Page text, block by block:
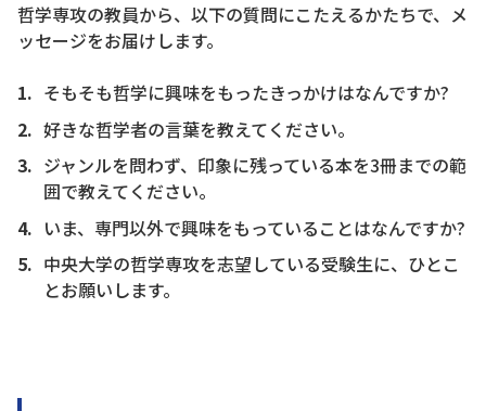
哲学専攻の教員から、以下の質問にこたえるかたちで、メ
ッセージをお届けします。
そもそも哲学に興味をもったきっかけはなんですか?
好きな哲学者の言葉を教えてください。
ジャンルを問わず、印象に残っている本を3冊までの範
囲で教えてください。
いま、専門以外で興味をもっていることはなんですか?
中央大学の哲学専攻を志望している受験生に、ひとこ
とお願いします。